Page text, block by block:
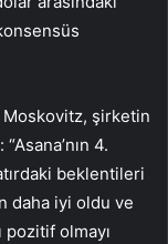
Moskovitz, şirketin
4.
beklentileri
daha iyi oldu ve
pozitif olmayı